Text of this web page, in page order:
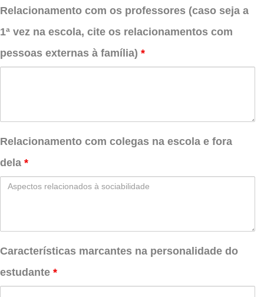
Relacionamento com os professores (caso seja a
1ª vez na escola, cite os relacionamentos com
pessoas externas à família) *
Relacionamento com colegas na escola e fora
dela *
Características marcantes na personalidade do
estudante *